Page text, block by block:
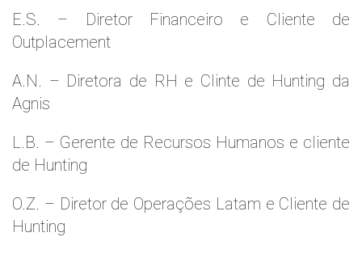
E.S. – Diretor Financeiro e Cliente de
Outplacement
A.N. – Diretora de RH e Clinte de Hunting da
Agnis
L.B. – Gerente de Recursos Humanos e cliente
de Hunting
O.Z. – Diretor de Operações Latam e Cliente de
Hunting